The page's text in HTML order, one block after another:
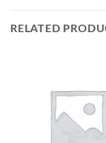
RELATED